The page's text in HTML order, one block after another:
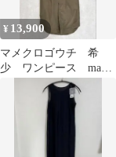
¥ 13,900
マメクロゴウチ 希
少 ワンピース mame